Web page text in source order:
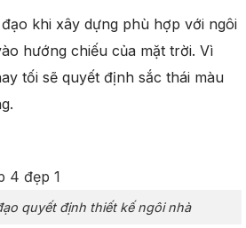
khi xây dựng phù hợp với ngôi
hướng chiếu của mặt trời. Vì
tối sẽ quyết định sắc thái màu
quyết định thiết kế ngôi nhà